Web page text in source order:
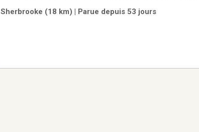
encore à vendre, ne me
Sherbrooke (18 km) | Parue depuis 53 jours